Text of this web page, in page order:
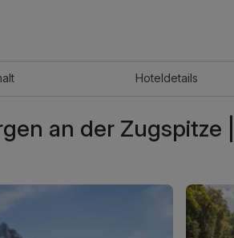
Hoteldetails
an der Zugspitze